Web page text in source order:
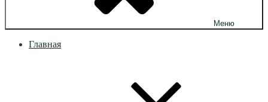
Меню
Главная